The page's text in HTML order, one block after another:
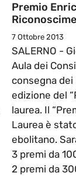
Premio
7 Ottobre 2013
SALERNO -
Aula dei
consegna
edizione del
laurea. Il
Laurea è
ebolitano.
3 premi da
2 premi da